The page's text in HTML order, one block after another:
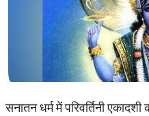
सनातन धर्म में परिवर्तिनी